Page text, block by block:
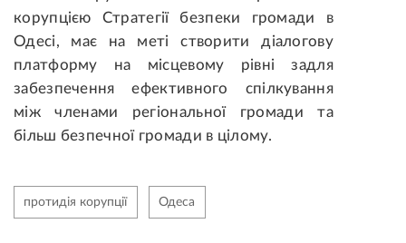
корупцією Стратегії безпеки громади в
Одесі, має на меті створити діалогову
платформу на місцевому рівні задля
забезпечення ефективного спілкування
між членами регіональної громади та
більш безпечної громади в цілому.
протидія корупції Одеса